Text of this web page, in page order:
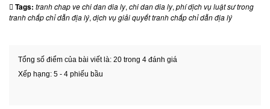
Tags: tranh chap ve chi dan dia ly, chi dan dia ly, phí dịch vụ luật sư trong
tranh chấp chỉ dẫn địa lý, dịch vụ giải quyết tranh chấp chỉ dẫn địa lý
Tổng số điểm của bài viết là: 20 trong 4 đánh giá
Xếp hạng: 5 - 4 phiếu bầu